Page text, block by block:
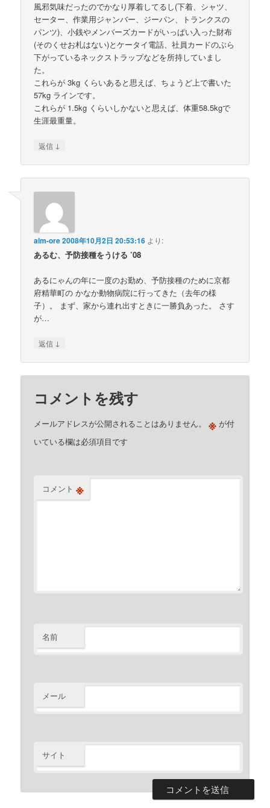
風邪気味だったのでかなり厚着してるし(下着、シャツ、
セーター、作業用ジャンバー、ジーパン、トランクスの
パンツ)、小銭やメンバーズカードがいっぱい入った財布
(そのくせお札はない)とケータイ電話、社員カードのぶら
下がっているネックストラップなどを所持していまし
た。
これらが 3kg くらいあると思えば、ちょうど上で書いた
57kg ラインです。
これらが 1.5kg くらいしかないと思えば、体重58.5kgで
生涯最重量。
返信 ↓
alm-ore2008年10月2日 20:53:16 より:
あるむ、予防接種をうける ’08
あるにゃんの年に一度のお勤め、予防接種のために京都
府精華町の かなか動物病院に行ってきた（去年の様
子）。 まず、家から連れ出すときに一勝負あった。 さす
が…
返信 ↓
コメントを残す
メールアドレスが公開されることはありません。 ※ が付
いている欄は必須項目です
コメント ※
名前
メール
サイト